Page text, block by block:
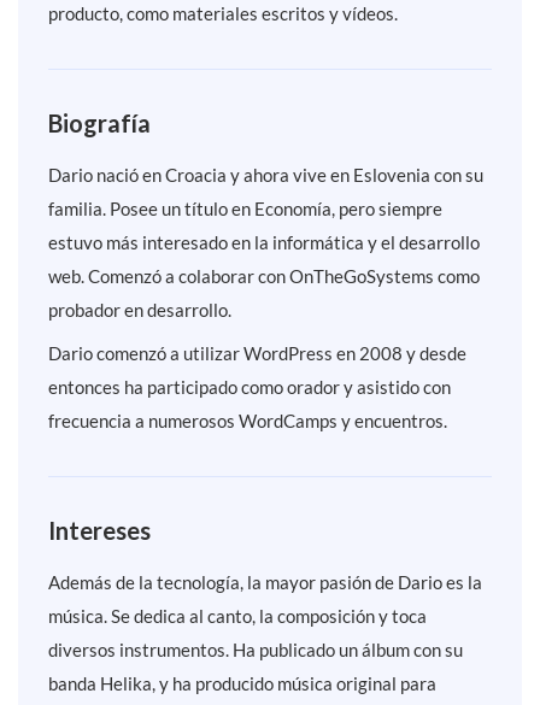
producto, como materiales escritos y vídeos.
Biografía
Dario nació en Croacia y ahora vive en Eslovenia con su
familia. Posee un título en Economía, pero siempre
estuvo más interesado en la informática y el desarrollo
web. Comenzó a colaborar con OnTheGoSystems como
probador en desarrollo.
Dario comenzó a utilizar WordPress en 2008 y desde
entonces ha participado como orador y asistido con
frecuencia a numerosos WordCamps y encuentros.
Intereses
Además de la tecnología, la mayor pasión de Dario es la
música. Se dedica al canto, la composición y toca
diversos instrumentos. Ha publicado un álbum con su
banda Helika, y ha producido música original para